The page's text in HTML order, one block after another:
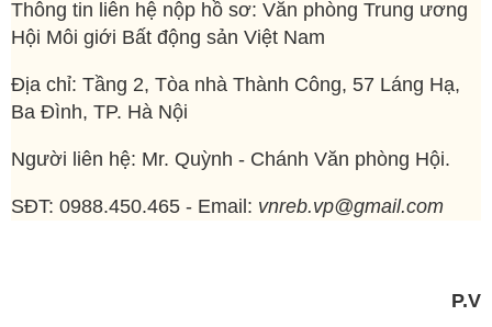
Thông tin liên hệ nộp hồ sơ: Văn phòng Trung ương
Hội Môi giới Bất động sản Việt Nam
Địa chỉ: Tầng 2, Tòa nhà Thành Công, 57 Láng Hạ,
Ba Đình, TP. Hà Nội
Người liên hệ: Mr. Quỳnh - Chánh Văn phòng Hội.
SĐT: 0988.450.465 - Email: vnreb.vp@gmail.com
P.V